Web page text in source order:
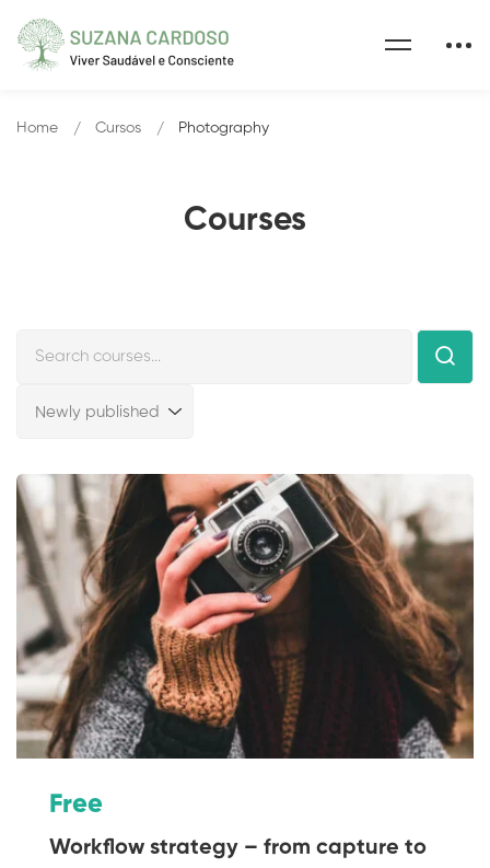
Courses
Home Cursos Photography
Free
Workflow strategy – from capture to